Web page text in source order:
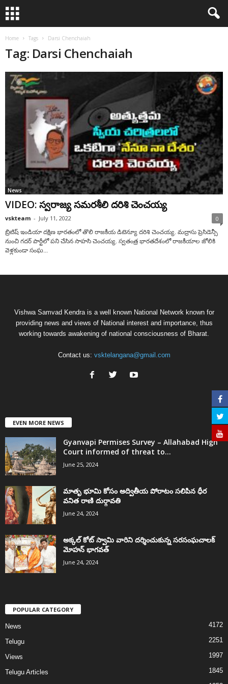
Home Tags Darsi Chenchaiah
Tag: Darsi Chenchaiah
News
VIDEO: స్వరాజ్య సమరశీలి దరిశి చెంచయ్య
vskteam - July 11, 2022 0
బ్రిటిష్‌ ఇండియా దక్షిణ భారతంలో తొలి రాజకీయ డిటెన్యూ దరిశి చెంచయ్య. మద్రాసు ప్రెసిడెన్సీ
నుంచి గదర్‌ పార్టీలో పని చేసిన సాహసి చెంచయ్య. స్వతంత్ర భారతదేశంలో రాజకీయాల జోలికి
వెళ్లకుండా సంఘ...
Vishwa Samvad Kendra is a well known National Network known for
providing news and views of National interest and importance, thus
working towards awakening of national consciousness of Bharat.
Contact us: vsktelangana@gmail.com
EVEN MORE NEWS
Gyanvapi Permises Survey – Allahabad High
Court informed of threat to...
June 25, 2024
మాతృ భూమి కోసం అద్వితీయ పోరాటం సలిపిన ధీర
వనిత రాణి దుర్గావతి
June 24, 2024
అక్కల్‌ కోట్‌ స్వామి వారిని దర్శించుకున్న సరసంఘచాలక్
మోహన్ భాగవత్
June 24, 2024
POPULAR CATEGORY
News 4172
Telugu 2251
Views 1997
Telugu Articles 1845